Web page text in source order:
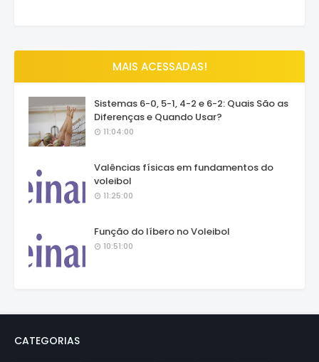
MAIS ACESSADAS!
Sistemas 6-0, 5-1, 4-2 e 6-2: Quais São as
Diferenças e Quando Usar?
11:04:00
Valências físicas em fundamentos do
voleibol
11:25:00
Função do líbero no Voleibol
10:51:00
CATEGORIAS